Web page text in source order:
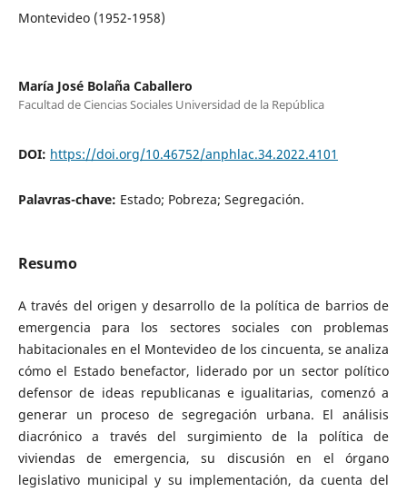
Montevideo (1952-1958)
María José Bolaña Caballero
Facultad de Ciencias Sociales Universidad de la República
DOI: https://doi.org/10.46752/anphlac.34.2022.4101
Palavras-chave: Estado; Pobreza; Segregación.
Resumo
A través del origen y desarrollo de la política de barrios de
emergencia para los sectores sociales con problemas
habitacionales en el Montevideo de los cincuenta, se analiza
cómo el Estado benefactor, liderado por un sector político
defensor de ideas republicanas e igualitarias, comenzó a
generar un proceso de segregación urbana. El análisis
diacrónico a través del surgimiento de la política de
viviendas de emergencia, su discusión en el órgano
legislativo municipal y su implementación, da cuenta del